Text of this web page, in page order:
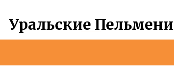
Уральские Пельмени